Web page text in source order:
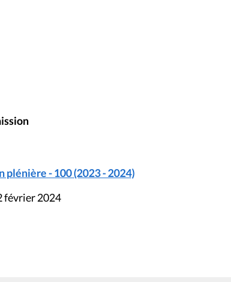
plénière - 100 (2023 - 2024)
février 2024